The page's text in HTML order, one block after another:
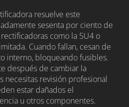
resuelve este
sesenta por ciento de
rectificadoras como la 5U4 o
Cuando fallan, cesan de
interno, bloqueando fusibles.
después de cambiar la
necesitas revisión profesional
estar dañados el
u otros componentes.